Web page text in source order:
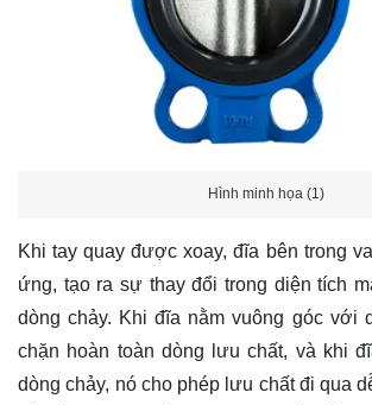
Hình minh họa (1)
Khi tay quay được xoay, đĩa bên trong
ứng, tạo ra sự thay đổi trong diện tích
dòng chảy. Khi đĩa nằm vuông góc với
chặn hoàn toàn dòng lưu chất, và khi
dòng chảy, nó cho phép lưu chất đi qua